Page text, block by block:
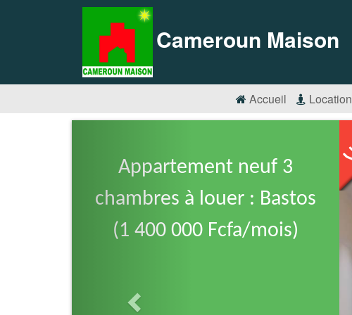
Cameroun Maison
Accueil Location
Appartement neuf 3
chambres à louer : Bastos
(1 400 000 Fcfa/mois)